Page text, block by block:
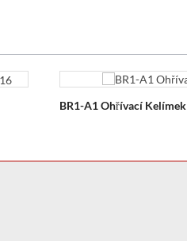
BR1-A1 Ohřívací Kelímek